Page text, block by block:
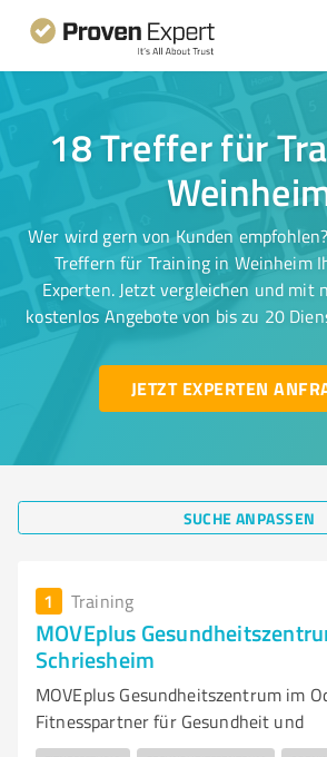
18 Treffer für
Wer wird gern von Kunden
Treffern für Training in Weinheim
Experten. Jetzt vergleichen und mit
kostenlos Angebote von bis zu 20
JETZT EXPERTEN
SUCHE ANPASSEN
1 Training
MOVEplus
Schriesheim
MOVEplus Gesundheitszentrum im
Fitnesspartner für Gesundheit und